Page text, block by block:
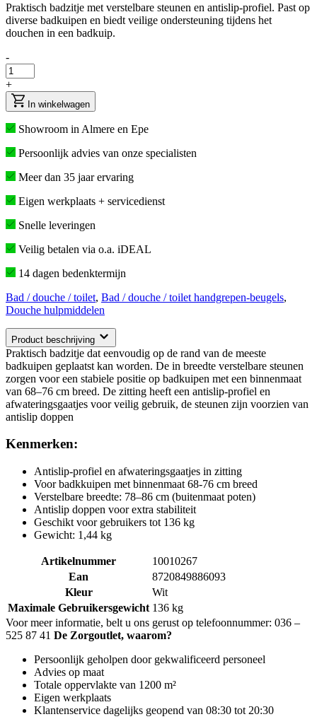
Praktisch badzitje met verstelbare steunen en antislip-profiel. Past op
diverse badkuipen en biedt veilige ondersteuning tijdens het
douchen in een badkuip.
-
+
In winkelwagen
Showroom in Almere en Epe
Persoonlijk advies van onze specialisten
Meer dan 35 jaar ervaring
Eigen werkplaats + servicedienst
Snelle leveringen
Veilig betalen via o.a. iDEAL
14 dagen bedenktermijn
Bad / douche / toilet, Bad / douche / toilet handgrepen-beugels,
Douche hulpmiddelen
Product beschrijving
Praktisch badzitje dat eenvoudig op de rand van de meeste
badkuipen geplaatst kan worden. De in breedte verstelbare steunen
zorgen voor een stabiele positie op badkuipen met een binnenmaat
van 68–76 cm breed. De zitting heeft een antislip-profiel en
afwateringsgaatjes voor veilig gebruik, de steunen zijn voorzien van
antislip doppen
Kenmerken:
Antislip-profiel en afwateringsgaatjes in zitting
Voor badkkuipen met binnenmaat 68-76 cm breed
Verstelbare breedte: 78–86 cm (buitenmaat poten)
Antislip doppen voor extra stabiliteit
Geschikt voor gebruikers tot 136 kg
Gewicht: 1,44 kg
Artikelnummer
10010267
Ean
8720849886093
Kleur
Wit
Maximale Gebruikersgewicht 136 kg
Voor meer informatie, belt u ons gerust op telefoonnummer: 036 –
525 87 41 De Zorgoutlet, waarom?
Persoonlijk geholpen door gekwalificeerd personeel
Advies op maat
Totale oppervlakte van 1200 m²
Eigen werkplaats
Klantenservice dagelijks geopend van 08:30 tot 20:30